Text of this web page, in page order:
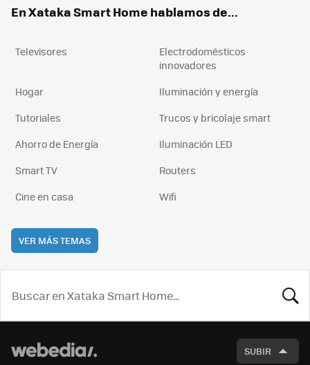
En Xataka Smart Home hablamos de...
Televisores
Electrodomésticos
innovadores
Hogar
Iluminación y energía
Tutoriales
Trucos y bricolaje smart
Ahorro de Energía
Iluminación LED
Smart TV
Routers
Cine en casa
Wifi
VER MÁS TEMAS
SUBIR